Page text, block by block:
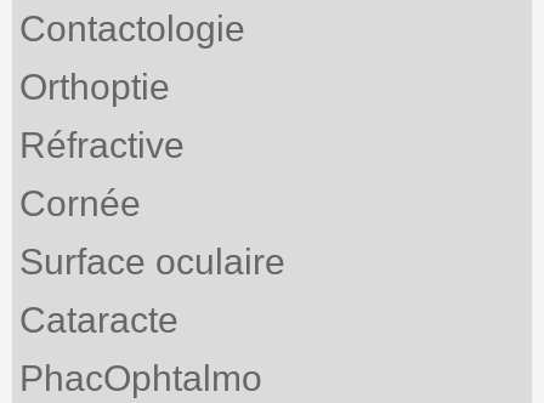
Contactologie
Orthoptie
Réfractive
Cornée
Surface oculaire
Cataracte
PhacOphtalmo